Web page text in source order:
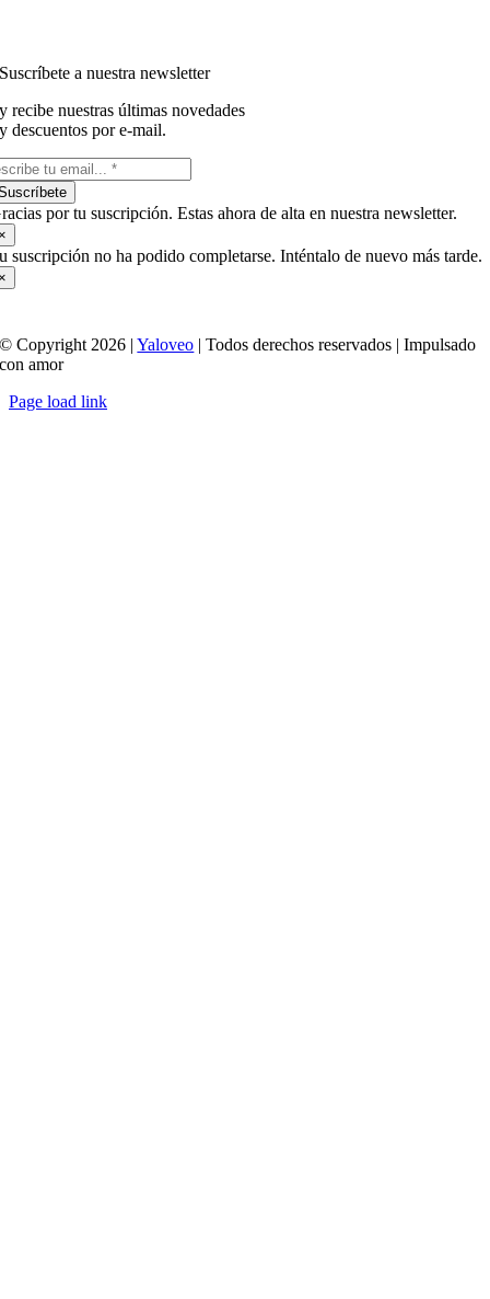
Suscríbete a nuestra newsletter
y recibe nuestras últimas novedades
y descuentos por e-mail.
por tu suscripción. Estas ahora de alta en nuestra newsletter.
suscripción no ha podido completarse. Inténtalo de nuevo más tarde.
© Copyright 2026 |Yaloveo | Todos derechos reservados | Impulsado
con amor
Page load link